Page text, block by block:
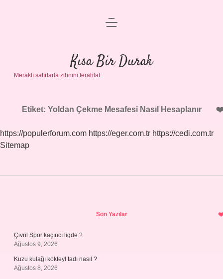
Anasayfa
Gizlilik Politikası
Yasal Uyarı
menüyü
Kısa Bir Durak
Meraklı satırlarla zihnini ferahlat.
Etiket: Yoldan Çekme Mesafesi Nasıl Hesaplanır
https://populerforum.com https://eger.com.tr https://cedi.com.tr
Sitemap
Son Yazılar
Çivril Spor kaçıncı ligde ?
Ağustos 9, 2026
Kuzu kulağı kokteyl tadı nasıl ?
Ağustos 8, 2026